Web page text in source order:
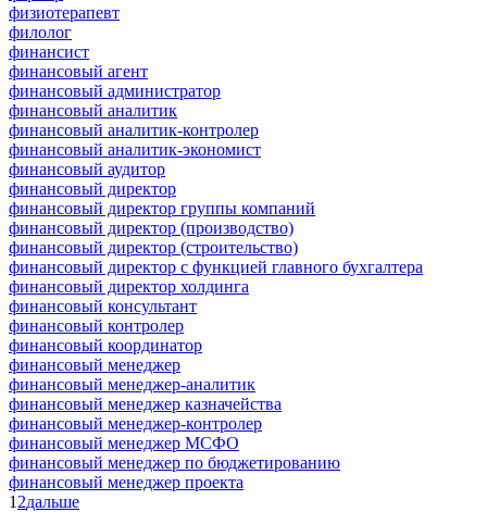
физиотерапевт
филолог
финансист
финансовый агент
финансовый администратор
финансовый аналитик
финансовый аналитик-контролер
финансовый аналитик-экономист
финансовый аудитор
финансовый директор
финансовый директор группы компаний
финансовый директор (производство)
финансовый директор (строительство)
финансовый директор с функцией главного бухгалтера
финансовый директор холдинга
финансовый консультант
финансовый контролер
финансовый координатор
финансовый менеджер
финансовый менеджер-аналитик
финансовый менеджер казначейства
финансовый менеджер-контролер
финансовый менеджер МСФО
финансовый менеджер по бюджетированию
финансовый менеджер проекта
1 2дальше